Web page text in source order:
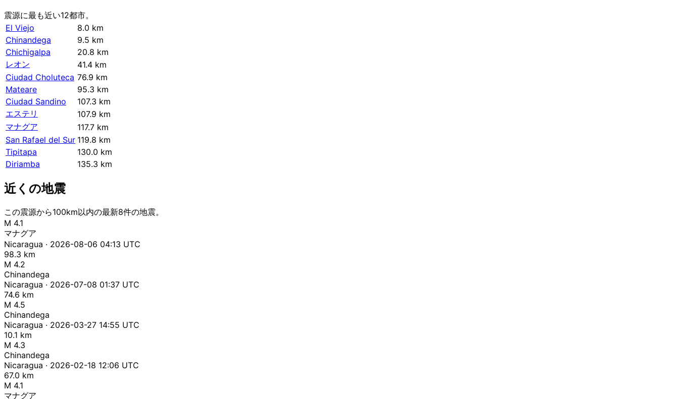
震源に最も近い12都市。
El Viejo
8.0 km
Chinandega
9.5 km
Chichigalpa
20.8 km
レオン
41.4 km
Ciudad Choluteca 76.9 km
Mateare
95.3 km
Ciudad Sandino
107.3 km
エステリ
107.9 km
マナグア
117.7 km
San Rafael del Sur 119.8 km
Tipitapa
130.0 km
Diriamba
135.3 km
近くの地震
この震源から100km以内の最新8件の地震。
M 4.1
マナグア
Nicaragua · 2026-08-06 04:13 UTC
98.3 km
M 4.2
Chinandega
Nicaragua · 2026-07-08 01:37 UTC
74.6 km
M 4.5
Chinandega
Nicaragua · 2026-03-27 14:55 UTC
10.1 km
M 4.3
Chinandega
Nicaragua · 2026-02-18 12:06 UTC
67.0 km
M 4.1
マナグア